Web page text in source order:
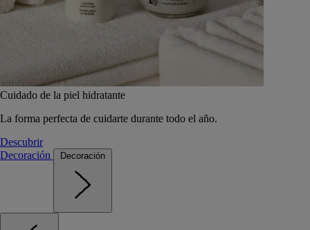
Cuidado de la piel hidratante
La forma perfecta de cuidarte durante todo el año.
Descubrir
Decoración
Decoración